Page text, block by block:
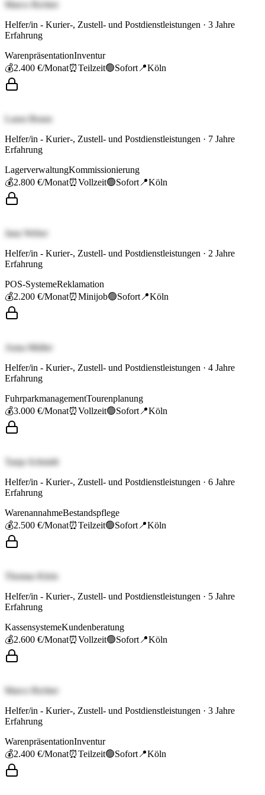
Marco Richter
Helfer/in - Kurier-, Zustell- und Postdienstleistungen · 3 Jahre
Erfahrung
WarenpräsentationInventur
💰2.400 €/Monat⏰Teilzeit🟢Sofort 📍Köln
Laura Braun
Helfer/in - Kurier-, Zustell- und Postdienstleistungen · 7 Jahre
Erfahrung
LagerverwaltungKommissionierung
💰2.800 €/Monat⏰Vollzeit🟢Sofort 📍Köln
Jana Weber
Helfer/in - Kurier-, Zustell- und Postdienstleistungen · 2 Jahre
Erfahrung
POS-SystemeReklamation
💰2.200 €/Monat⏰Minijob🟢Sofort 📍Köln
Anna Müller
Helfer/in - Kurier-, Zustell- und Postdienstleistungen · 4 Jahre
Erfahrung
FuhrparkmanagementTourenplanung
💰3.000 €/Monat⏰Vollzeit🟢Sofort 📍Köln
Tanja Schmidt
Helfer/in - Kurier-, Zustell- und Postdienstleistungen · 6 Jahre
Erfahrung
WarenannahmeBestandspflege
💰2.500 €/Monat⏰Teilzeit🟢Sofort 📍Köln
Thomas Klein
Helfer/in - Kurier-, Zustell- und Postdienstleistungen · 5 Jahre
Erfahrung
KassensystemeKundenberatung
💰2.600 €/Monat⏰Vollzeit🟢Sofort 📍Köln
Marco Richter
Helfer/in - Kurier-, Zustell- und Postdienstleistungen · 3 Jahre
Erfahrung
WarenpräsentationInventur
💰2.400 €/Monat⏰Teilzeit🟢Sofort 📍Köln